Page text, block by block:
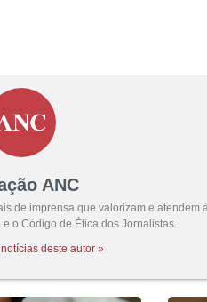
ANC
de imprensa que valorizam e
o Código de Ética dos Jornalistas.
deste autor »